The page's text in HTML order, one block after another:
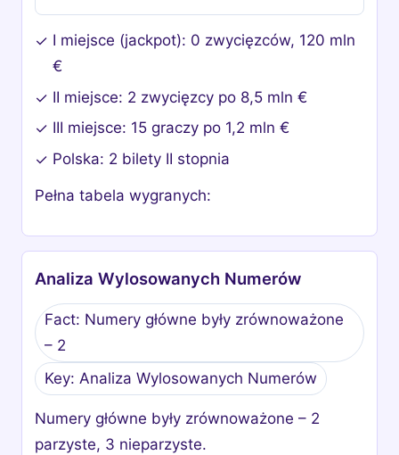
✓ I miejsce (jackpot): 0 zwycięzców, 120 mln
€
✓ II miejsce: 2 zwycięzcy po 8,5 mln €
✓ III miejsce: 15 graczy po 1,2 mln €
✓ Polska: 2 bilety II stopnia
Pełna tabela wygranych:
Analiza Wylosowanych Numerów
Fact: Numery główne były zrównoważone
– 2
Key: Analiza Wylosowanych Numerów
Numery główne były zrównoważone – 2
parzyste, 3 nieparzyste.